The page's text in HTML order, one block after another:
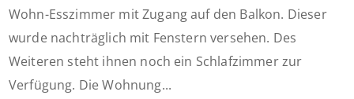
Wohn-Esszimmer mit Zugang auf den Balkon. Dieser
wurde nachträglich mit Fenstern versehen. Des
Weiteren steht ihnen noch ein Schlafzimmer zur
Verfügung. Die Wohnung...